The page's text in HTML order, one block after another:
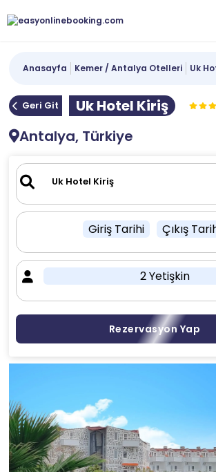
Anasayfa Kemer / Antalya Otelleri Uk
Geri Git
Uk Hotel Kiriş
Antalya, Türkiye
Giriş Tarihi Çıkış
2 Yetişkin
Rezervasyon Yap